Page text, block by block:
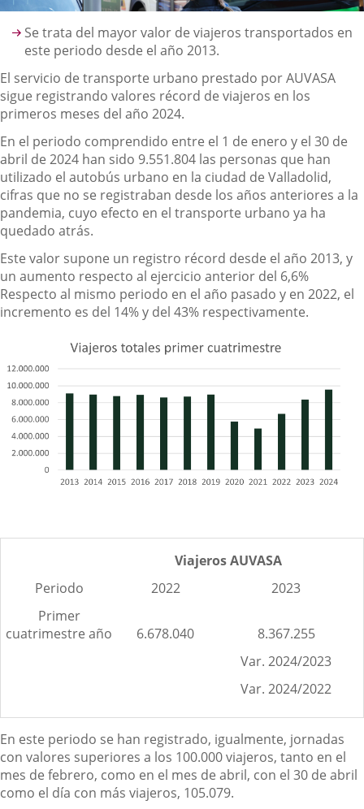
Descripción
Se trata del mayor valor de viajeros transportados en
este periodo desde el año 2013.
El servicio de transporte urbano prestado por AUVASA
sigue registrando valores récord de viajeros en los
primeros meses del año 2024.
En el periodo comprendido entre el 1 de enero y el 30 de
abril de 2024 han sido 9.551.804 las personas que han
utilizado el autobús urbano en la ciudad de Valladolid,
cifras que no se registraban desde los años anteriores a la
pandemia, cuyo efecto en el transporte urbano ya ha
quedado atrás.
Este valor supone un registro récord desde el año 2013, y
un aumento respecto al ejercicio anterior del 6,6%
Respecto al mismo periodo en el año pasado y en 2022, el
incremento es del 14% y del 43% respectivamente.
Viajeros AUVASA
Periodo
2022
2023
Primer
cuatrimestre año
6.678.040
8.367.255
Var. 2024/2023
Var. 2024/2022
En este periodo se han registrado, igualmente, jornadas
con valores superiores a los 100.000 viajeros, tanto en el
mes de febrero, como en el mes de abril, con el 30 de abril
como el día con más viajeros, 105.079.